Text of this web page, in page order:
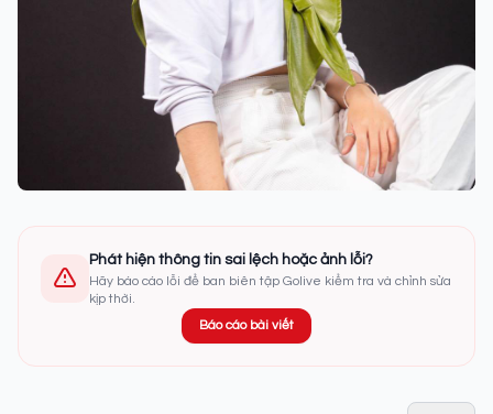
Phát hiện thông tin sai lệch hoặc ảnh lỗi?
Hãy báo cáo lỗi để ban biên tập Golive kiểm tra và chỉnh sửa
kịp thời.
Báo cáo bài viết